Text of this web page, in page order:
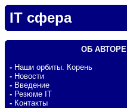
IT сфера
ОБ АВТОРЕ
- Наши орбиты. Корень
- Новости
- Введение
- Резюме IT
- Контакты